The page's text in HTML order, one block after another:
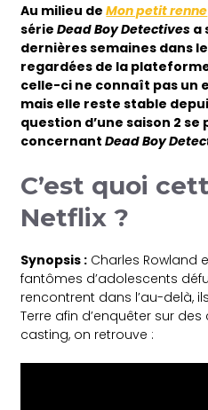
Au milieu deMon petit renne
sérieDead Boy Detectives a
dernières semaines dans le
regardées de la plateforme
celle-ci ne connaît pas un
mais elle reste stable
question d’une saison 2 se
concernantDead Boy
C’est quoi
Netflix ?
Synopsis : Charles Rowland
fantômes d’adolescents
rencontrent dans l’au-delà,
Terre afin d’enquêter sur
casting, on retrouve :